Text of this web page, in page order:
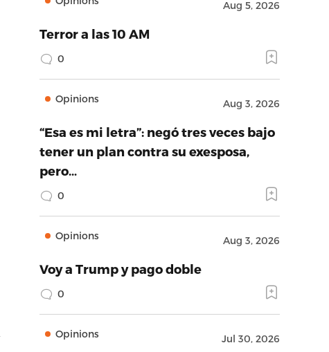
Aug 5, 2026
Terror a las 10 AM
0
Opinions Aug 3, 2026
“Esa es mi letra”: negó tres veces bajo
tener un plan contra su exesposa,
pero…
0
Opinions Aug 3, 2026
Voy a Trump y pago doble
0
Opinions Jul 30, 2026